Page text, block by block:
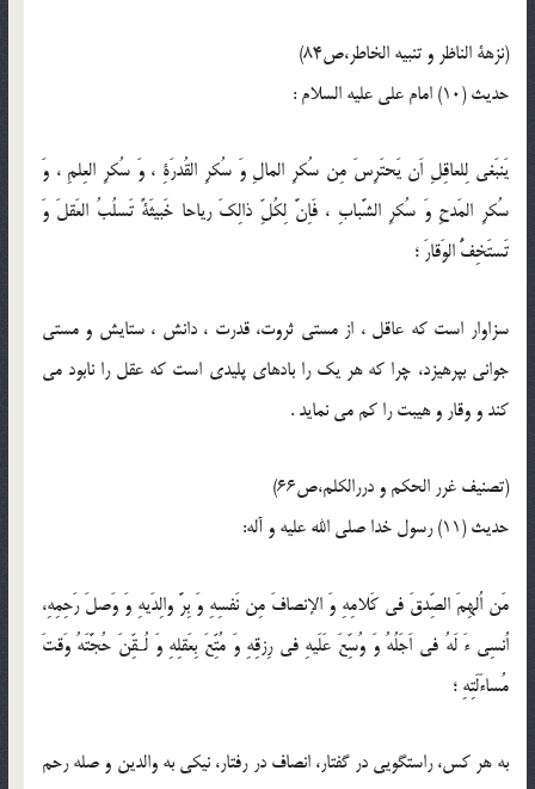
(نزهة الناظر و تنبیه الخاطر،ص84)
حدیث (10) امام على عليه السلام :
يَنبَغى لِلعاقِلِ اَن يَحتَرِسَ مِن سُكرِ المالِ وَ سُكرِ القُدرَةِ ، وَ سُكرِ العِلمِ ، وَ
سُكرِ المَدحِ وَ سُكرِ الشَّبابِ ، فَاِنَّ لِكُلِّ ذالِكَ رياحا خَبيثَةً تَسلُبُ العَقلَ وَ
تَستَخِفُّ الوَقارَ ؛
سزاوار است كه عاقل ، از مستى ثروت، قدرت ، دانش ، ستايش و مستى
جوانى بپرهيزد، چرا كه هر يك را بادهاى پليدى است كه عقل را نابود مى
كند و وقار و هيبت را كم مى نمايد .
(تصنیف غرر الحكم و دررالکلم،ص66)
حدیث (11) رسول خدا صلی الله علیه و آله:
مَن اُلهِمَ الصِّدقَ فى كَلامِهِ وَ الإنصافَ مِن نَفسِهِ وَ بِرَّ والِدَيهِ وَ وَصلَ رَحِمِهِ،
اُنسِى ءَ لَهُ فى اَجَلُهُ وَ وُسِّعَ عَلَيهِ فى رِزقِهِ وَ مُتِّعَ بِعَقلِهِ وَ لُـقِّنَ حُجَّتَهُ وَقتَ
مُساءَلَتِهِ ؛
به هر كس، راستگويى در گفتار، انصاف در رفتار، نيكى به والدين و صله رحم